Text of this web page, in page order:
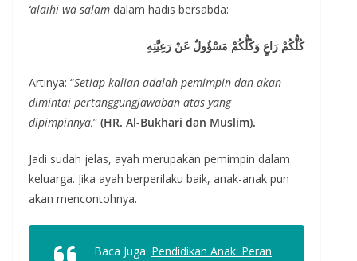
‘alaihi wa salam dalam hadis bersabda:
كُلُّكُمْ رَاعٍ وَكُلُّكُمْ مَسْؤُولٌ عَنْ رَعِيَّتِهِ
Artinya: “Setiap kalian adalah pemimpin dan akan
dimintai pertanggungjawaban atas yang
dipimpinnya,” (HR. Al-Bukhari dan Muslim).
Jadi sudah jelas, ayah merupakan pemimpin dalam
keluarga. Jika ayah berperilaku baik, anak-anak pun
akan mencontohnya.
Baca Juga: Pendidikan Anak: Peran